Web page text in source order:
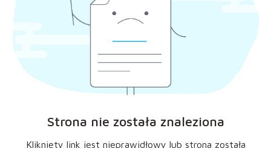
Strona nie została znaleziona
Kliknięty link jest nieprawidłowy lub strona została